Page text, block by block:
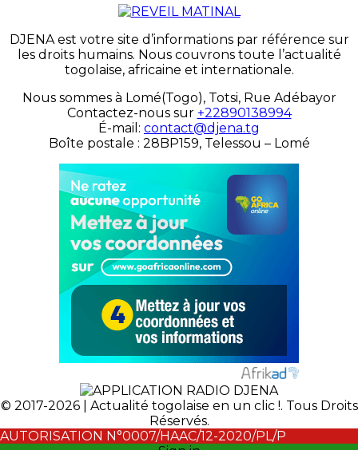
DJENA est votre site d’informations par référence sur
les droits humains. Nous couvrons toute l’actualité
togolaise, africaine et internationale.
Nous sommes à Lomé(Togo), Totsi, Rue Adébayor
Contactez-nous sur +22890138994
É-mail: contact@djena.tg
Boîte postale : 28BP159, Telessou – Lomé
© 2017-2026 | Actualité togolaise en un clic !. Tous Droits
Réservés.
AUTORISATION N°0007/HAAC/12-2020/PL/P